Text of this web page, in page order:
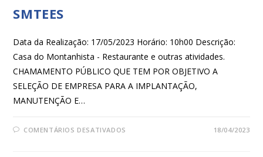
SMTEES
Data da Realização: 17/05/2023 Horário: 10h00 Descrição:
Casa do Montanhista - Restaurante e outras atividades.
CHAMAMENTO PÚBLICO QUE TEM POR OBJETIVO A
SELEÇÃO DE EMPRESA PARA A IMPLANTAÇÃO,
MANUTENÇÃO E…
COMENTÁRIOS DESATIVADOS 18/04/2023